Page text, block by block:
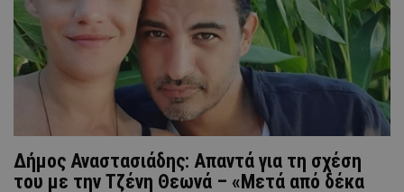
Δήμος Αναστασιάδης: Απαντά για τη σχέση
του με την Τζένη Θεωνά – «Μετά από δέκα